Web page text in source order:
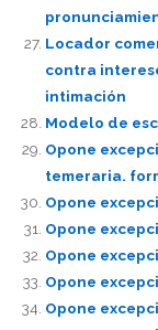
Locador
contra
intimación
Modelo de
Opone
temeraria.
Opone
Opone
Opone
Opone
Opone